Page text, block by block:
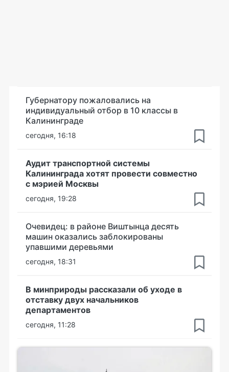
Губернатору пожаловались на
индивидуальный отбор в 10 классы в
Калининграде
сегодня, 16:18
Аудит транспортной системы
Калининграда хотят провести совместно
с мэрией Москвы
сегодня, 19:28
Очевидец: в районе Виштынца десять
машин оказались заблокированы
упавшими деревьями
сегодня, 18:31
В минприроды рассказали об уходе в
отставку двух начальников
департаментов
сегодня, 11:28